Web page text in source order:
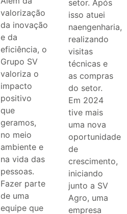
valorização
da inovação
e da
eficiência, o
Grupo SV
valoriza o
impacto
positivo
que
geramos,
no meio
ambiente e
na vida das
pessoas.
Fazer parte
de uma
equipe que
setor. Após
isso atuei
naengenharia,
realizando
visitas
técnicas e
as compras
do setor.
Em 2024
tive mais
uma nova
oportunidade
de
crescimento,
iniciando
junto a SV
Agro, uma
empresa